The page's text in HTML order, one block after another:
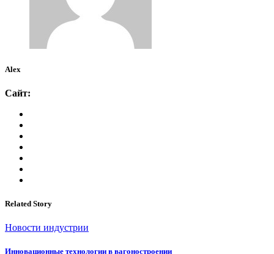
Alex
Сайт:
Related Story
Новости индустрии
Инновационные технологии в вагоностроении